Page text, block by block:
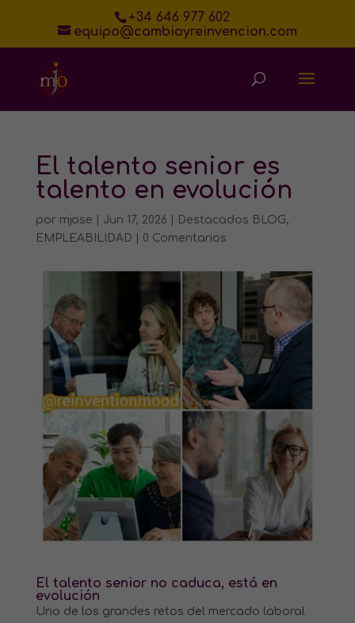
+34 646 977 602
equipo@cambioyreinvencion.com
El talento senior es
talento en evolución
por mjose Jun 17, 2026 Destacados BLOG,
EMPLEABILIDAD
0 Comentarios
El talento senior no caduca, está en
evolución
Uno de los grandes retos del mercado laboral